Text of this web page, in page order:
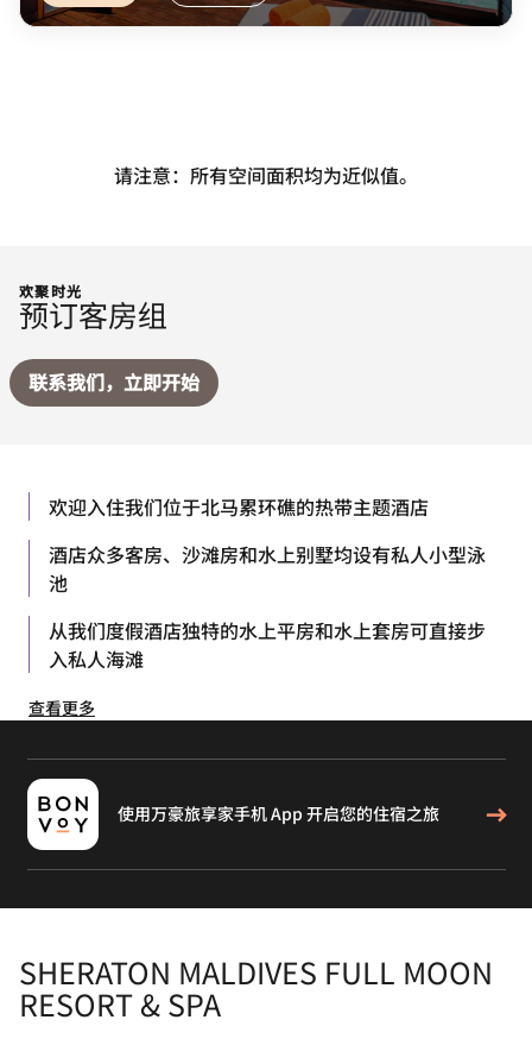
请注意：所有空间面积均为近似值。
欢聚时光
预订客房组
联系我们，立即开始
欢迎入住我们位于北马累环礁的热带主题酒店
酒店众多客房、沙滩房和水上别墅均设有私人小型泳
池
从我们度假酒店独特的水上平房和水上套房可直接步
入私人海滩
查看更多
使用万豪旅享家手机 App 开启您的住宿之旅
SHERATON MALDIVES FULL MOON
RESORT & SPA